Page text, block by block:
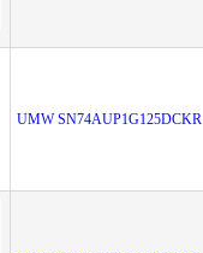
UMW SN74AUP1G125DCKR